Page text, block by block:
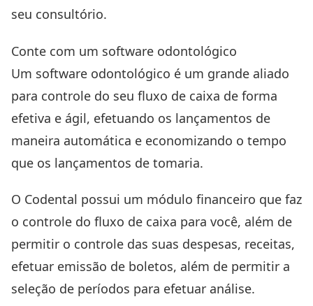
seu consultório.
Conte com um software odontológico
Um software odontológico é um grande aliado
para controle do seu fluxo de caixa de forma
efetiva e ágil, efetuando os lançamentos de
maneira automática e economizando o tempo
que os lançamentos de tomaria.
O Codental possui um módulo financeiro que faz
o controle do fluxo de caixa para você, além de
permitir o controle das suas despesas, receitas,
efetuar emissão de boletos, além de permitir a
seleção de períodos para efetuar análise.